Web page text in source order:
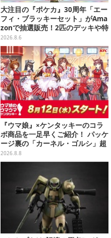
大注目の『ポケカ』30周年「エー
フィ・ブラッキーセット」がAma
zonで抽選販売！2匹のデッキや特
別カードを収録
2026.8.6
『ウマ娘』×ケンタッキーのコラ
ボ商品を一足早くご紹介！ パッケ
ージ裏の「カーネル・ゴルシ」超
長文コラボ告知は必見、オリジナ
ル商品はガツンと来るにんにくが
キン化計画」の一部になる【実物
レポ】
2026.8.8